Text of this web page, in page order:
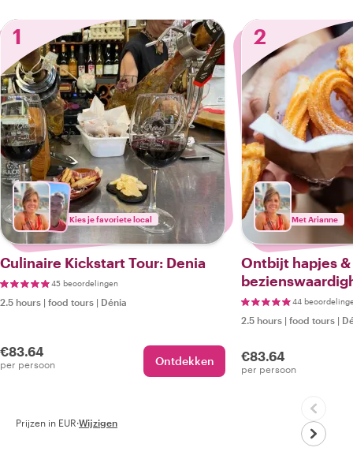
1
Kies je favoriete local
Culinaire Kickstart Tour: Denia
45 beoordelingen
2.5 hours | food tours | Dénia
€83.64
per persoon Ontdekken
2
Met Arianne
Ontbijt hapjes &
Dénia
44
2.5 hours | food tours |
€83.64
per persoon
Prijzen in EUR·Wijzigen